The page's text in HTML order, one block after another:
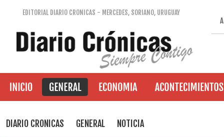
EDITORIAL DIARIO CRONICAS - MERCEDES, SORIANO, URUGUAY
DIARIO CRONICAS GENERAL NOTICIA